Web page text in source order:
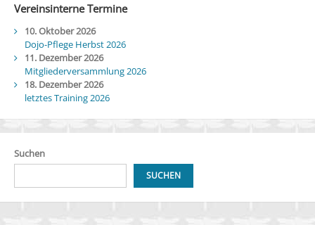
Vereinsinterne Termine
10. Oktober 2026
Dojo-Pflege Herbst 2026
11. Dezember 2026
Mitgliederversammlung 2026
18. Dezember 2026
letztes Training 2026
Suchen
SUCHEN